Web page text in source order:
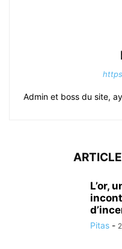
Admin et boss du site,
L’or,
Pitas -